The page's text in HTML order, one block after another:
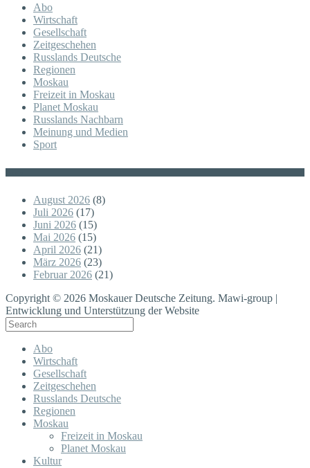
Abo
Wirtschaft
Gesellschaft
Zeitgeschehen
Russlands Deutsche
Regionen
Moskau
Freizeit in Moskau
Planet Moskau
Russlands Nachbarn
Meinung und Medien
Sport
August 2026 (8)
Juli 2026 (17)
Juni 2026 (15)
Mai 2026 (15)
April 2026 (21)
März 2026 (23)
Februar 2026 (21)
Copyright © 2026 Moskauer Deutsche Zeitung. Mawi-group |
Entwicklung und Unterstützung der Website
Abo
Wirtschaft
Gesellschaft
Zeitgeschehen
Russlands Deutsche
Regionen
Moskau
Freizeit in Moskau
Planet Moskau
Kultur